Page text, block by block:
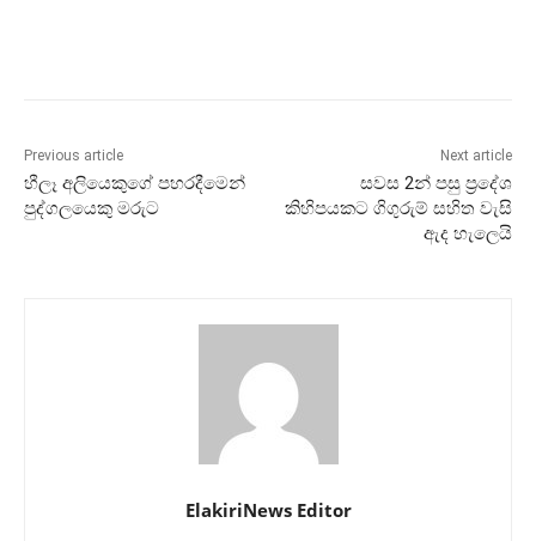
Previous article
හීලෑ අලියෙකුගේ පහරදීමෙන්
පුද්ගලයෙකු මරුට
Next article
සවස 2න් පසු ප්‍රදේශ
කිහිපයකට ගිගුරුම් සහිත වැසි
ඇද හැලෙයි
ElakiriNews Editor